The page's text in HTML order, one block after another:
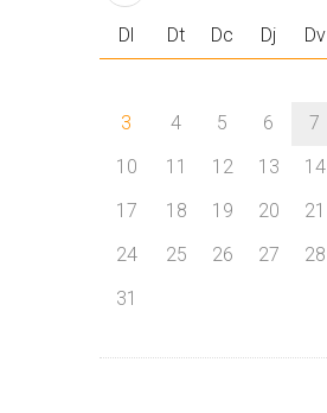
Dl Dt Dc Dj Dv
3
4 5 6 7
10
11 12 13 14
17
18 19 20 21
24
25 26 27 28
31